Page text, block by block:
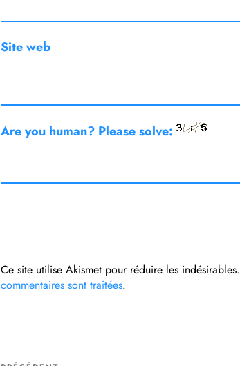
Site web
Are you human? Please solve:
Ce site utilise Akismet pour réduire les indésirables.
commentaires sont traitées.